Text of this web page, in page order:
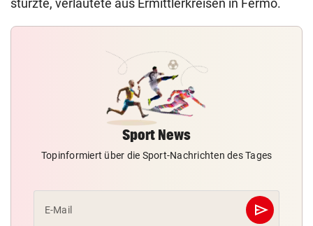
stürzte, verlautete aus Ermittlerkreisen in Fermo.
Sport News
Topinformiert über die Sport-Nachrichten des Tages
E-Mail send
Abschicken